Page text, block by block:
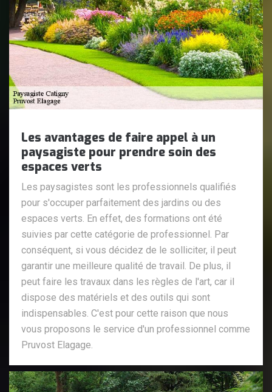
Les avantages de faire appel à un
paysagiste pour prendre soin des
espaces verts
Les paysagistes sont les professionnels qualifiés
pour s'occuper parfaitement des jardins ou des
espaces verts. En effet, des formations ont été
suivies par cette catégorie de professionnel. Par
conséquent, si vous décidez de le solliciter, il peut
garantir une meilleure qualité de travail. De plus, il
peut faire les travaux dans les règles de l'art, car il
dispose des matériels et des outils qui sont
indispensables. C'est pour cette raison que nous
vous proposons le service d'un professionnel comme
Pruvost Elagage.